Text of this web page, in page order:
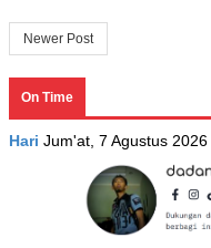
Newer Post
On Time
Hari Jum'at, 7 Agustus 2026